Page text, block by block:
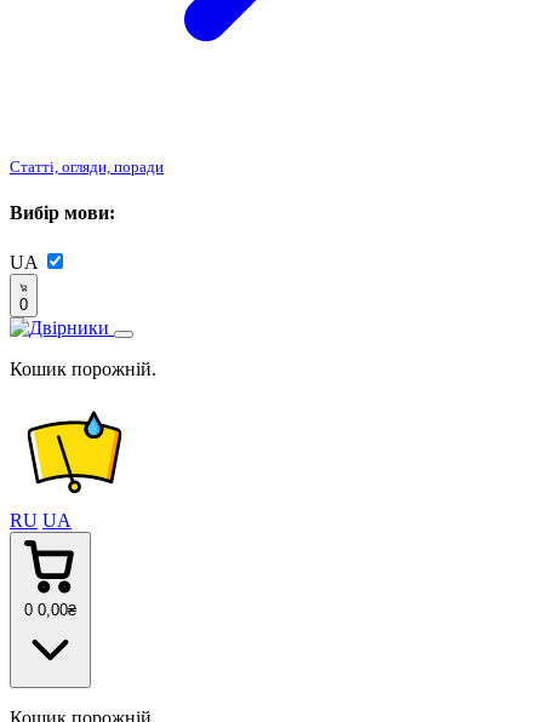
Статті, огляди, поради
Вибір мови:
UA
0
Кошик порожній.
RU UA
0 0 ,00₴
Кошик порожній.